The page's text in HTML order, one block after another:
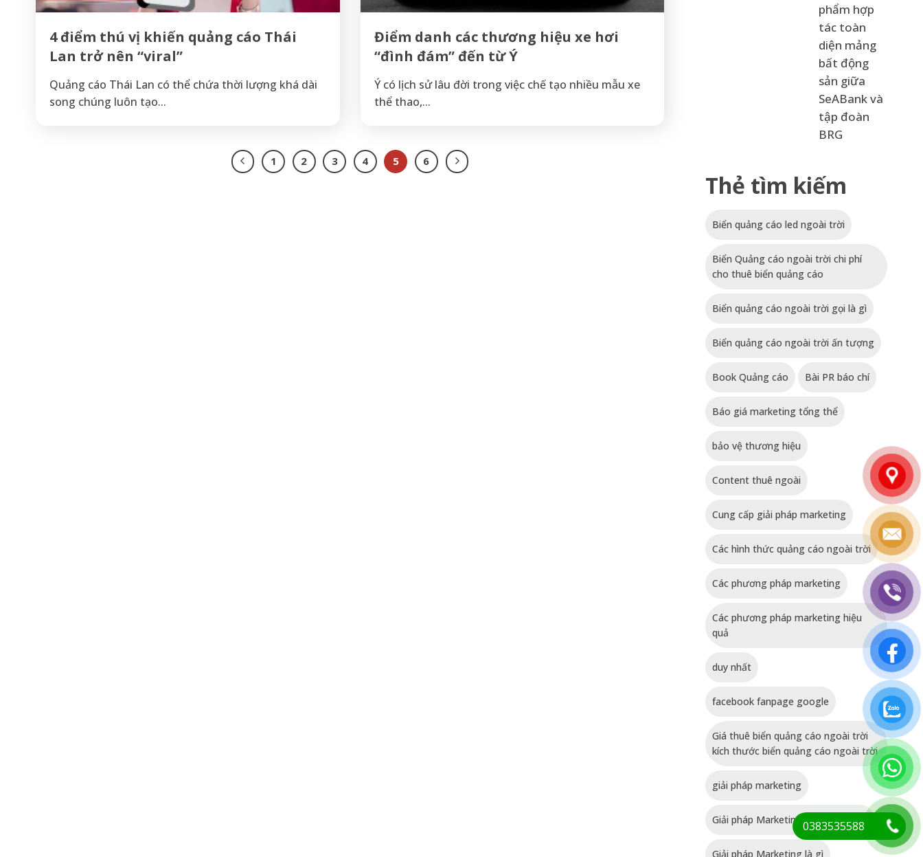
4 điểm thú vị khiến quảng cáo Thái
Lan trở nên “viral”
Quảng cáo Thái Lan có thể chứa thời lượng khá dài
song chúng luôn tạo...
Điểm danh các thương hiệu xe hơi
“đình đám” đến từ Ý
Ý có lịch sử lâu đời trong việc chế tạo nhiều mẫu xe
thể thao,...
1 2 3 4 5 6
phẩm hợp
tác toàn
diện mảng
bất động
sản giữa
SeABank và
tập đoàn
BRG
Thẻ tìm kiếm
Biển quảng cáo led ngoài trời
Biển Quảng cáo ngoài trời chi phí
cho thuê biển quảng cáo
Biển quảng cáo ngoài trời gọi là gì
Biển quảng cáo ngoài trời ấn tượng
Book Quảng cáo Bài PR báo chí
Báo giá marketing tổng thể
bảo vệ thương hiệu
Content thuê ngoài
Cung cấp giải pháp marketing
Các hình thức quảng cáo ngoài trời
Các phương pháp marketing
Các phương pháp marketing hiệu
quả
duy nhất
facebook fanpage google
Giá thuê biển quảng cáo ngoài trời
kích thước biển quảng cáo ngoài trời
giải pháp marketing
Giải pháp Marketing cho sản phẩm
Giải pháp Marketing là gì
0383535588